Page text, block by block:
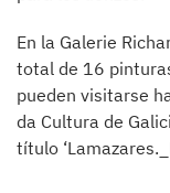
En la Galerie
total de 16
pueden visitarse
da Cultura de
título